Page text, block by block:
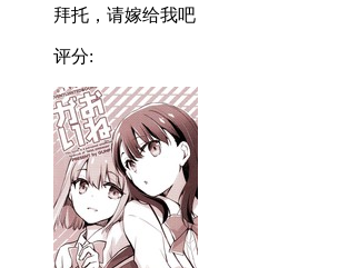
拜托，请嫁给我吧
评分: